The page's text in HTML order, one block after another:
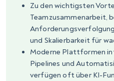
Zu den wichtigsten
Teamzusammenarbeit,
und Skalierbarkeit für
Moderne Plattformen
Pipelines und
verfügen oft über KI-